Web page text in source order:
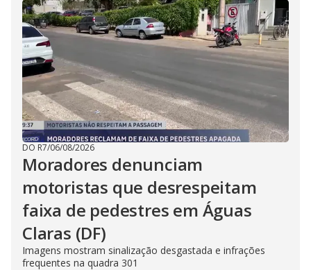
DO R7/06/08/2026
Moradores denunciam
motoristas que desrespeitam
faixa de pedestres em Águas
Claras (DF)
Imagens mostram sinalização desgastada e infrações
frequentes na quadra 301